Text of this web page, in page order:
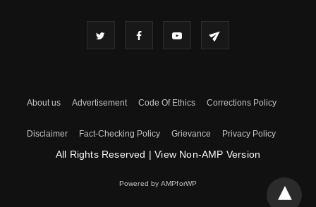
About us Advertisement Code Of Ethics Corrections Policy
Disclaimer Fact-Checking Policy Grievance Privacy Policy
All Rights Reserved | View Non-AMP Version
Powered by AMPforWP